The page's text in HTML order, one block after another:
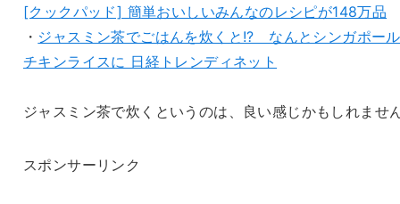
[クックパッド] 簡単おいしいみんなのレシピが148万品
・ ジャスミン茶でごはんを炊くと!? なんとシンガポー
チキンライスに 日経トレンディネット
ジャスミン茶で炊くというのは、良い感じかもしれませ
スポンサーリンク